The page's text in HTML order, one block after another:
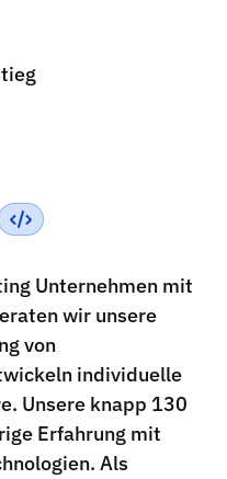
Unternehmen mit
wir unsere
von
individuelle
Unsere knapp 130
Erfahrung mit
Als